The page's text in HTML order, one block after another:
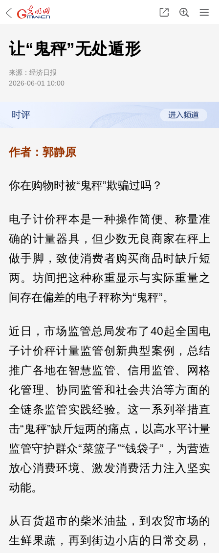
让“鬼秤”无处遁形
来源： 经济日报
2026-06-01 10:00
时评
作者：郭静原
你在购物时被“鬼秤”欺骗过吗？
电子计价秤本是一种操作简便、称量准
确的计量器具，但少数无良商家在秤上
做手脚，致使消费者购买商品时缺斤短
两。坊间把这种称重显示与实际重量之
间存在偏差的电子秤称为“鬼秤”。
近日，市场监管总局发布了40起全国电
子计价秤计量监管创新典型案例，总结
推广各地在智慧监管、信用监管、网格
化管理、协同监管和社会共治等方面的
全链条监管实践经验。这一系列举措直
击“鬼秤”缺斤短两的痛点，以高水平计量
监管守护群众“菜篮子”“钱袋子”，为营造
放心消费环境、激发消费活力注入坚实
动能。
从百货超市的柴米油盐，到农贸市场的
生鲜果蔬，再到街边小店的日常交易，